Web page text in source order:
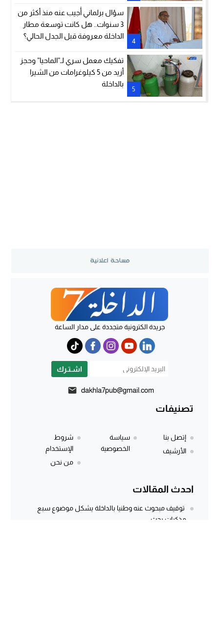
4
سؤال برلماني أُجيب عنه منذ أكثر من
3 سنوات.. هل كانت توسعة مطار
الداخلة معروفة قبل الجدل الحالي؟
5
تفكيك معمل سري لـ”الماحيا” وحجز
أزيد من 5 كيلوغرامات من الشيرا
بالداخلة
جريدة الكترونية متجددة على مدار الساعة
اشـتـرك
dakhla7pub@gmail.com
تصنيفات
إتصل بنا
الأرشيف
سياسة
الخصوصية
شروط
الإستخدام
من نحن
احدث المقالات
توقيف مبحوث عنه وطنيا بالداخلة يشكل موضوع سبع
مذكرات بحث